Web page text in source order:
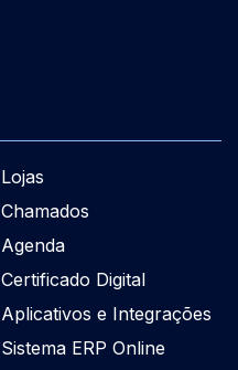
Lojas
Chamados
Agenda
Certificado Digital
Aplicativos e Integrações
Sistema ERP Online